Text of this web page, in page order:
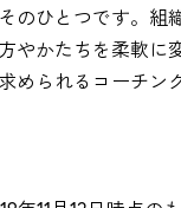
のひとつです。組
やかたちを柔軟に
められるコーチン